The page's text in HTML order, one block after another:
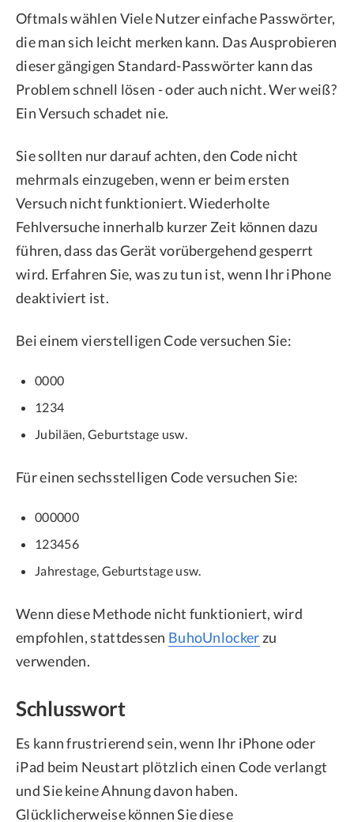
Oftmals wählen Viele Nutzer einfache Passwörter,
die man sich leicht merken kann. Das Ausprobieren
dieser gängigen Standard-Passwörter kann das
Problem schnell lösen - oder auch nicht. Wer weiß?
Ein Versuch schadet nie.
Sie sollten nur darauf achten, den Code nicht
mehrmals einzugeben, wenn er beim ersten
Versuch nicht funktioniert. Wiederholte
Fehlversuche innerhalb kurzer Zeit können dazu
führen, dass das Gerät vorübergehend gesperrt
wird. Erfahren Sie, was zu tun ist, wenn Ihr iPhone
deaktiviert ist.
Bei einem vierstelligen Code versuchen Sie:
0000
1234
Jubiläen, Geburtstage usw.
Für einen sechsstelligen Code versuchen Sie:
000000
123456
Jahrestage, Geburtstage usw.
Wenn diese Methode nicht funktioniert, wird
empfohlen, stattdessen BuhoUnlocker zu
verwenden.
Schlusswort
Es kann frustrierend sein, wenn Ihr iPhone oder
iPad beim Neustart plötzlich einen Code verlangt
und Sie keine Ahnung davon haben.
Glücklicherweise können Sie diese